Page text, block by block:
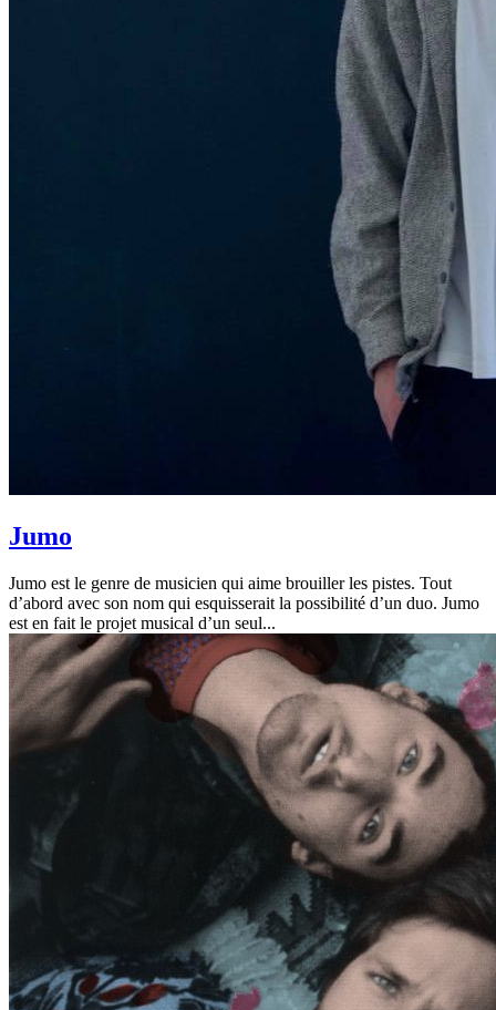
Jumo
Jumo est le genre de musicien qui aime brouiller les pistes. Tout
d’abord avec son nom qui esquisserait la possibilité d’un duo. Jumo
est en fait le projet musical d’un seul...